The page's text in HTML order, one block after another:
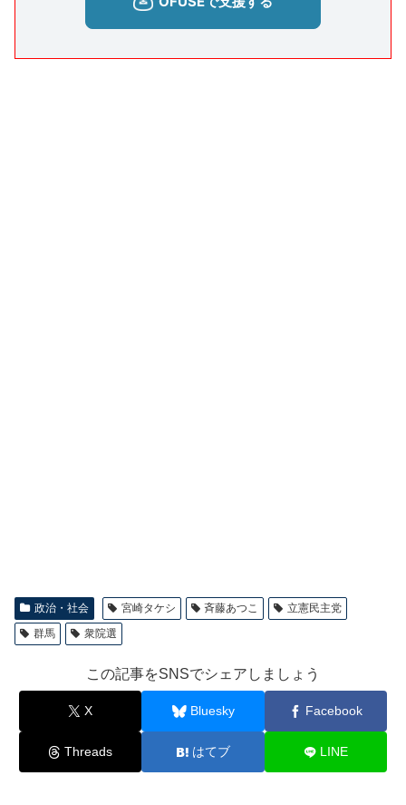
政治・社会 宮崎タケシ 斉藤あつこ
立憲民主党
群馬
衆院選
この記事をSNSでシェアしましょう
X Bluesky Facebook
Threads はてブ LINE